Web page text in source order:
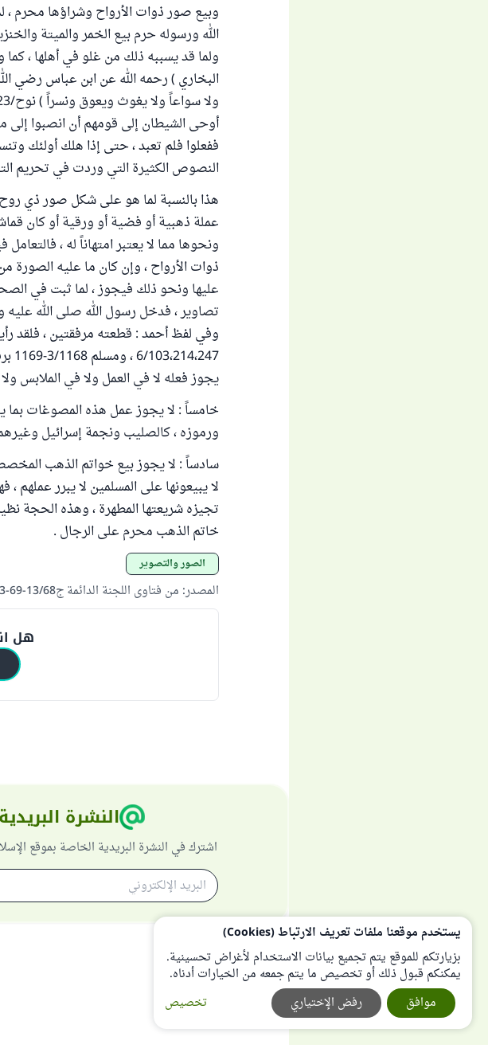
وبيع صور ذوات الأرواح وشراؤها محرم ،
ولما قد يسببه ذلك من غلو في أهلها ،
البخاري ) رحمه الله عن ابن عباس رضي
أوحى الشيطان إلى قومهم أن انصبوا إلى
النصوص الكثيرة التي وردت في تحريم
هذا بالنسبة لما هو على شكل صور ذي
عملة ذهبية أو فضية أو ورقية أو كان
ونحوها مما لا يعتبر امتهاناً له ،
ذوات الأرواح ، وإن كان ما عليه الصورة
عليها ونحو ذلك فيجوز ، لما ثبت في
تصاوير ، فدخل رسول الله صلى الله
وفي لفظ أحمد : قطعته مرفقتين ، فلقد
يجوز فعله لا في العمل ولا في الملابس
خامساً : لا يجوز عمل هذه المصوغات بما
ورموزه ، كالصليب ونجمة إسرائيل
سادساً : لا يجوز بيع خواتم الذهب
لا يبيعونها على المسلمين لا يبرر عملهم ،
تجيزه شريعتها المطهرة ، وهذه الحجة
خاتم الذهب محرم على الرجال .
الصور والتصوير
المصدر: من فتاوى اللجنة الدائمة ج13/68-69-73
هل
النشرة البريدية
اشترك في النشرة البريدية الخاصة بموقع
يستخدم موقعنا ملفات تعريف الارتباط (Cookies)
بزيارتكم للموقع يتم تجميع بيانات الاستخدام لأغراض تحسينية.
يمكنكم قبول ذلك أو تخصيص ما يتم جمعه من الخيارات أدناه.
تخصيص
رفض الإختياري موافق